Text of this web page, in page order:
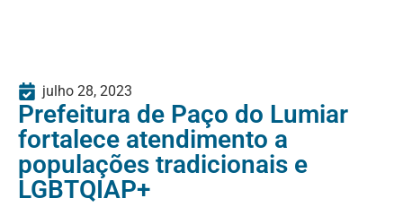
julho 28, 2023
Prefeitura de Paço do Lumiar
fortalece atendimento a
populações tradicionais e
LGBTQIAP+